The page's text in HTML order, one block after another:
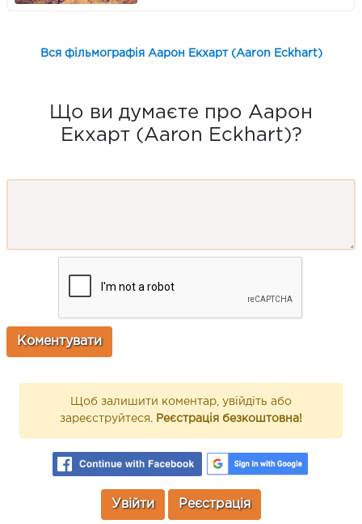
Вся фільмографія Аарон Екхарт (Aaron Eckhart)
Що ви думаєте про Аарон
Екхарт (Aaron Eckhart)?
Щоб залишити коментар, увійдіть або
зареєструйтеся. Реєстрація безкоштовна!
Увійти Реєстрація